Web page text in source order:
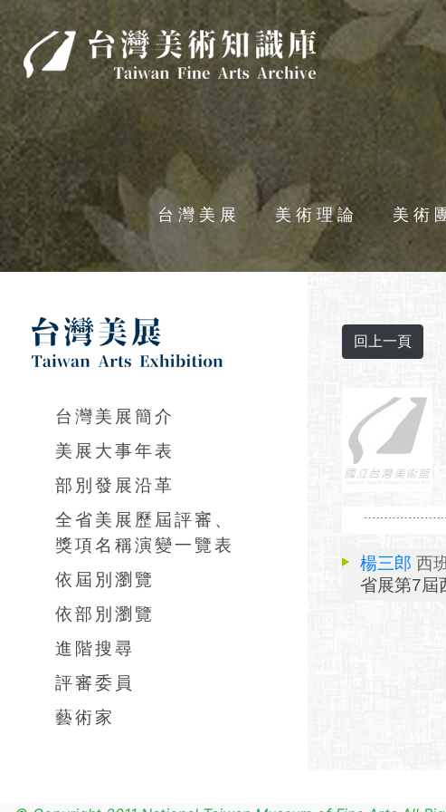
台灣美術知識庫
台灣美展 美術理論 美術
台灣美展簡介
美展大事年表
部別發展沿革
全省美展歷屆評審、
獎項名稱演變一覽表
依屆別瀏覽
依部別瀏覽
進階搜尋
評審委員
藝術家
楊三郎 西
省展第7